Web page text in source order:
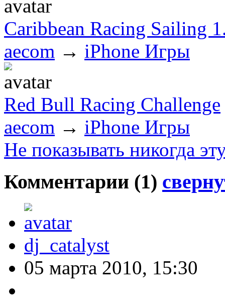
Caribbean Racing Sailing
aecom → iPhone Игры
Red Bull Racing Challenge
aecom → iPhone Игры
Не показывать никогда
Комментарии (1)
dj_catalyst
05 марта 2010, 15:30